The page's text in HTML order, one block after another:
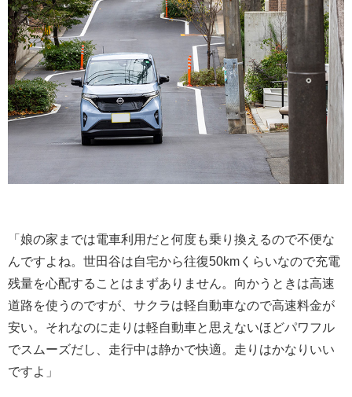
「娘の家までは電車利用だと何度も乗り換えるので不便な
んですよね。世田谷は自宅から往復50kmくらいなので充電
残量を心配することはまずありません。向かうときは高速
道路を使うのですが、サクラは軽自動車なので高速料金が
安い。それなのに走りは軽自動車と思えないほどパワフル
でスムーズだし、走行中は静かで快適。走りはかなりいい
ですよ」